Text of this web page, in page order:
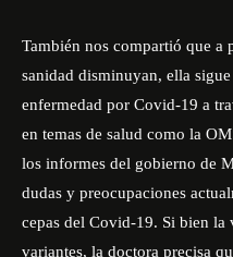
También nos compartió que a
sanidad disminuyan, ella
enfermedad por Covid-19 a
en temas de salud como la
los informes del gobierno de
dudas y preocupaciones
cepas del Covid-19. Si bien la
variantes, la doctora precisa